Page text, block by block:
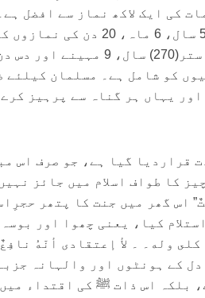
حساب سے مسجدحرام کی ایک نماز 55
ایک دن رات کی پانچ نمازیں دوسو
کو شامل ہے۔ مسلمان کیلئے
یہاں ہر گناہ سے پرہیز
قراردیا گیا ہے، جو صرف اس
کا طواف اسلام میں جائز
اس گھر میں جنت کا پتھر
کیا، یعنی چھوا اور بوسہ
وله۔ ۔ لأ إعتقادى أنّهُ
کے ہونٹوں اور والہانہ
بلکہ اس ذات ﷺ کی اقتداء